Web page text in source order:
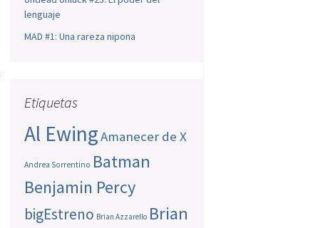
lenguaje
MAD #1: Una rareza nipona
Etiquetas
Al EwingAmanecer de X
Andrea Sorrentino Batman
Benjamin Percy
bigEstreno Brian Azzarello Brian